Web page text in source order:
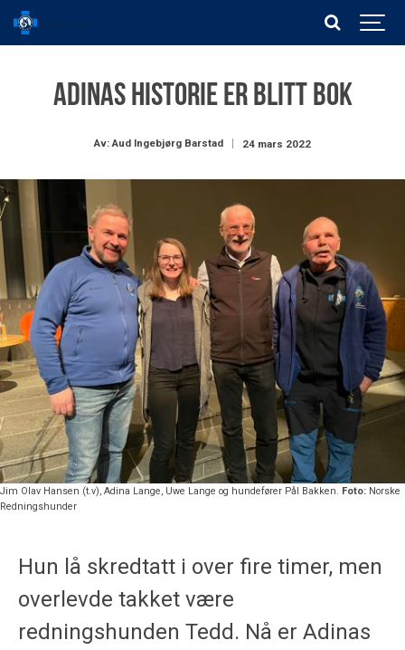
Adinas historie er blitt bok
Av: Aud Ingebjørg Barstad 24 mars 2022
Jim Olav Hansen (t.v), Adina Lange, Uwe Lange og hundefører Pål Bakken. Foto: Norske
Redningshunder
Hun lå skredtatt i over fire timer, men
overlevde takket være
redningshunden Tedd. Nå er Adinas